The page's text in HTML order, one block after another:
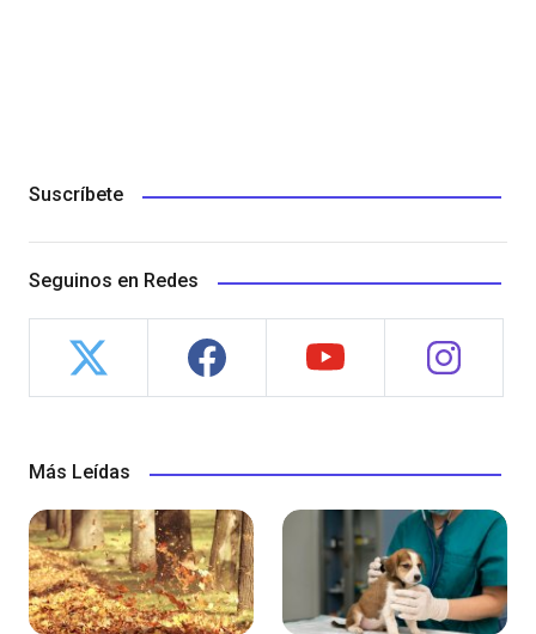
Suscríbete
Seguinos en Redes
Más Leídas